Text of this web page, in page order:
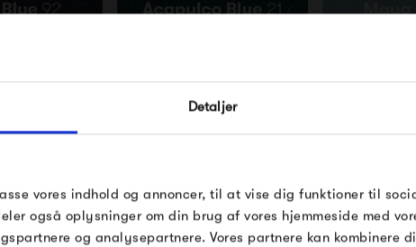
Detaljer
vores indhold og annoncer, til at vise dig funktioner til
også oplysninger om din brug af vores hjemmeside med
og analysepartnere. Vores partnere kan kombinere
FÅ 10% PÅ DIN NÆSTE
Gælder ikke på produkter fra Fermob, File
Pop og i forvejen nedsatte produkter.